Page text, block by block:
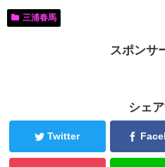
三浦春馬
スポンサ
シェ
Twitter